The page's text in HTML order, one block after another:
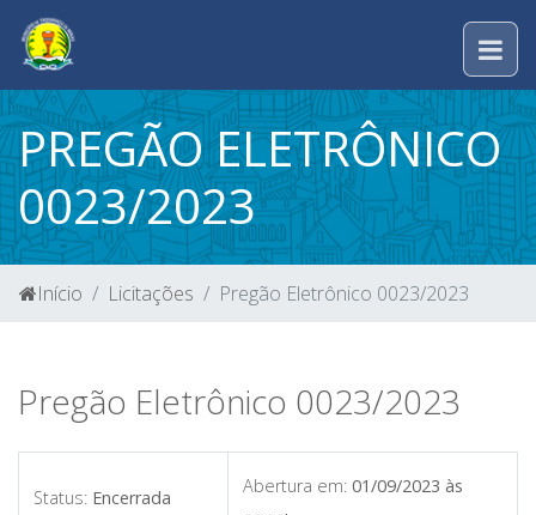
PREGÃO ELETRÔNICO
0023/2023
Início Licitações Pregão Eletrônico 0023/2023
Pregão Eletrônico 0023/2023
Status: Encerrada
Abertura em: 01/09/2023 às